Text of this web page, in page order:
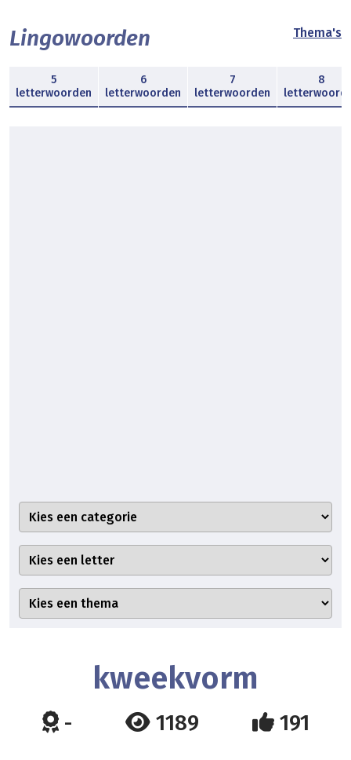
Lingowoorden Thema's
5
letterwoorden
6
letterwoorden
7
letterwoorden
8
kweekvorm
- 1189 191